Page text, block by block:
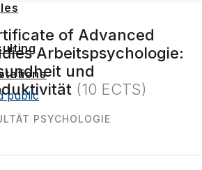
public
of Advanced
Arbeitspsychologie:
und
(10 ECTS)
PSYCHOLOGIE